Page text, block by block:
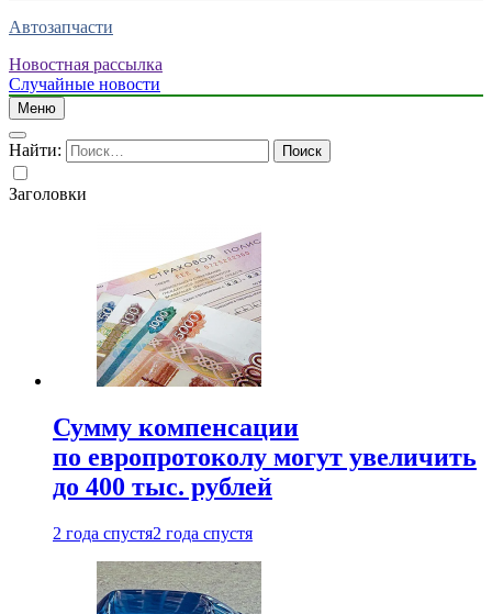
Автозапчасти
Новостная рассылка
Случайные новости
Меню
Найти:
Заголовки
Сумму компенсации
по европротоколу могут увеличить
до 400 тыс. рублей
2 года спустя2 года спустя